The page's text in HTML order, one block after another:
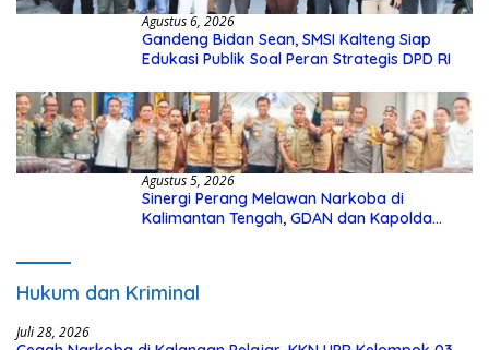
Agustus 6, 2026
Gandeng Bidan Sean, SMSI Kalteng Siap
Edukasi Publik Soal Peran Strategis DPD RI
Agustus 5, 2026
Sinergi Perang Melawan Narkoba di
Kalimantan Tengah, GDAN dan Kapolda
Hukum dan Kriminal
Juli 28, 2026